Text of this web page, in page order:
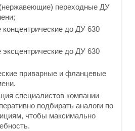
переходные ДУ
до ДУ 630
до ДУ 630
приварные и фланцевые
специалистов компании
подбирать аналоги по
чтобы максимально